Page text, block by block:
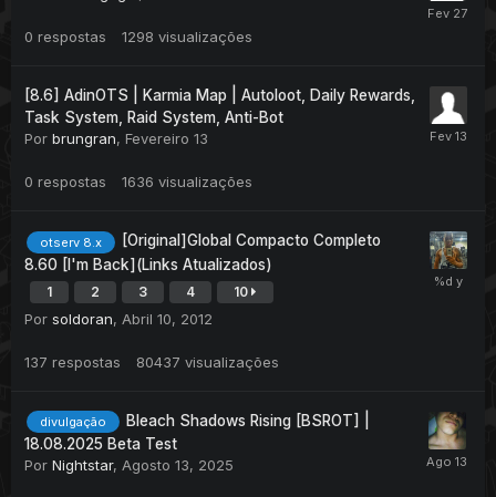
0 respostas 1298 visualizações
[8.6] AdinOTS | Karmia Map | Autoloot, Daily Rewards,
Task System, Raid System, Anti-Bot
Por brungran, Fevereiro 13
0 respostas 1636 visualizações
otserv 8.x
[Original]Global Compacto Completo
8.60 [I'm Back](Links Atualizados)
1 2 3 4 10
Por soldoran, Abril 10, 2012
137 respostas 80437 visualizações
divulgação
Bleach Shadows Rising [BSROT] |
18.08.2025 Beta Test
Por Nightstar, Agosto 13, 2025